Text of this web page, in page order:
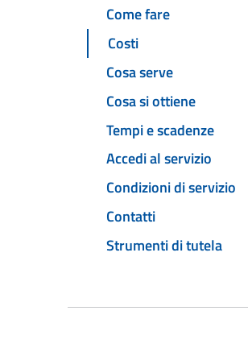
Come fare
Costi
Cosa serve
Cosa si ottiene
Tempi e scadenze
Accedi al servizio
Condizioni di servizio
Contatti
Strumenti di tutela